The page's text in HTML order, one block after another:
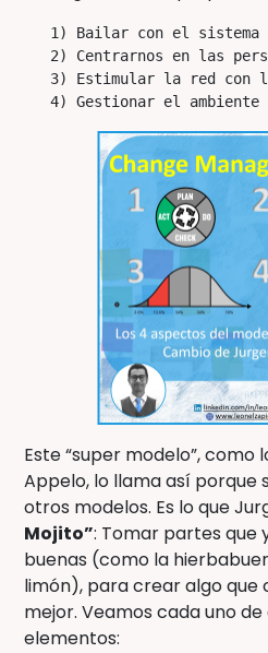
1) Bailar con el sistema
2) Centrarnos en las
3) Estimular la red con
4) Gestionar el ambiente
Este “super modelo”, como
Appelo, lo llama así porque
otros modelos. Es lo que
Mojito”: Tomar partes que
buenas (como la
limón), para crear algo que
mejor. Veamos cada uno
elementos: